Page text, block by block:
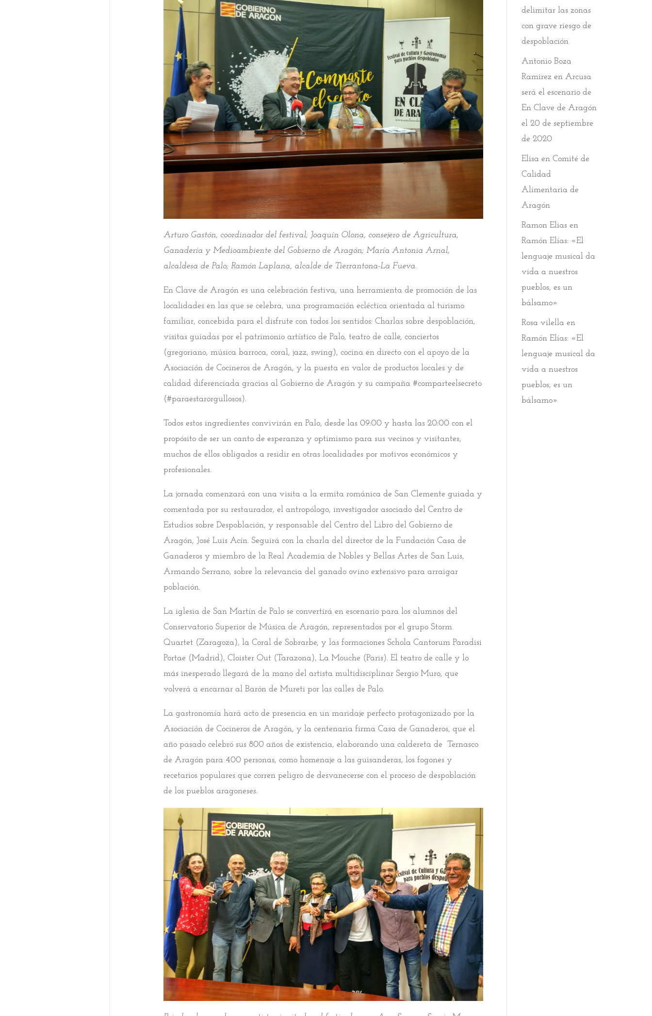
Arturo Gastón, coordinador del festival; Joaquín Olona, consejero de Agricultura,
Ganadería y Medioambiente del Gobierno de Aragón; María Antonia Arnal,
alcaldesa de Palo; Ramón Laplana, alcalde de Tierrantona-La Fueva.
En Clave de Aragón es una celebración festiva, una herramienta de promoción de las
localidades en las que se celebra, una programación ecléctica orientada al turismo
familiar, concebida para el disfrute con todos los sentidos: Charlas sobre despoblación,
visitas guiadas por el patrimonio artístico de Palo, teatro de calle, conciertos
(gregoriano, música barroca, coral, jazz, swing), cocina en directo con el apoyo de la
Asociación de Cocineros de Aragón, y la puesta en valor de productos locales y de
calidad diferenciada gracias al Gobierno de Aragón y su campaña #comparteelsecreto
(#paraestarorgullosos).
Todos estos ingredientes convivirán en Palo, desde las 09:00 y hasta las 20:00 con el
propósito de ser un canto de esperanza y optimismo para sus vecinos y visitantes,
muchos de ellos obligados a residir en otras localidades por motivos económicos y
profesionales.
La jornada comenzará con una visita a la ermita románica de San Clemente guiada y
comentada por su restaurador, el antropólogo, investigador asociado del Centro de
Estudios sobre Despoblación, y responsable del Centro del Libro del Gobierno de
Aragón, José Luis Acín. Seguirá con la charla del director de la Fundación Casa de
Ganaderos y miembro de la Real Academia de Nobles y Bellas Artes de San Luis,
Armando Serrano, sobre la relevancia del ganado ovino extensivo para arraigar
población.
La iglesia de San Martín de Palo se convertirá en escenario para los alumnos del
Conservatorio Superior de Música de Aragón, representados por el grupo Storm
Quartet (Zaragoza), la Coral de Sobrarbe, y las formaciones Schola Cantorum Paradisi
Portae (Madrid), Cloister Out (Tarazona), La Mouche (Paris). El teatro de calle y lo
más inesperado llegará de la mano del artista multidisciplinar Sergio Muro, que
volverá a encarnar al Barón de Mureti por las calles de Palo.
La gastronomía hará acto de presencia en un maridaje perfecto protagonizado por la
Asociación de Cocineros de Aragón, y la centenaria firma Casa de Ganaderos, que el
año pasado celebró sus 800 años de existencia, elaborando una caldereta de Ternasco
de Aragón para 400 personas, como homenaje a las guisanderas, los fogones y
recetarios populares que corren peligro de desvanecerse con el proceso de despoblación
de los pueblos aragoneses.
delimitar las zonas
con grave riesgo de
despoblación
Antonio Boza
Ramirez enArcusa
será el escenario de
En Clave de Aragón
el 20 de septiembre
de 2020
Elisa enComité de
Calidad
Alimentaria de
Aragón
Ramon Elias en
Ramón Elías: «El
lenguaje musical da
vida a nuestros
pueblos, es un
bálsamo»
Rosa vilella en
Ramón Elías: «El
lenguaje musical da
vida a nuestros
pueblos, es un
bálsamo»